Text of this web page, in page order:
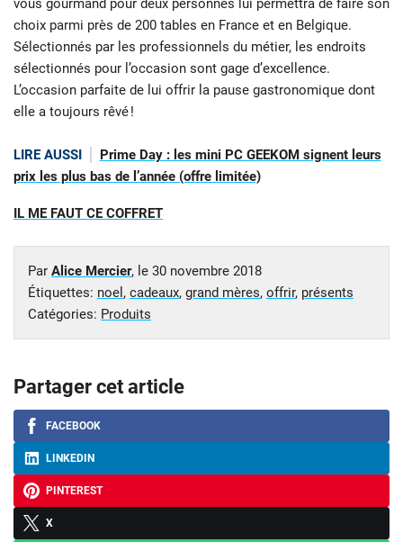
vous gourmand pour deux personnes lui permettra de faire son
choix parmi près de 200 tables en France et en Belgique.
Sélectionnés par les professionnels du métier, les endroits
sélectionnés pour l’occasion sont gage d’excellence.
L’occasion parfaite de lui offrir la pause gastronomique dont
elle a toujours rêvé !
LIRE AUSSI
Prime Day : les mini PC GEEKOM signent leurs
prix les plus bas de l’année (offre limitée)
IL ME FAUT CE COFFRET
Par Alice Mercier, le 30 novembre 2018
Étiquettes: noel , cadeaux, grand mères, offrir, présents
Catégories: Produits
Partager cet article
FACEBOOK
LINKEDIN
PINTEREST
X